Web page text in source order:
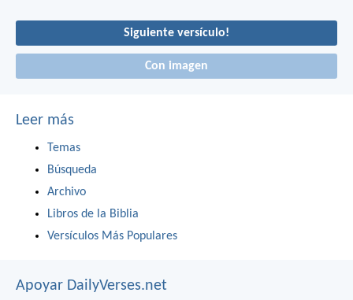
Siguiente versículo!
Con imagen
Leer más
Temas
Búsqueda
Archivo
Libros de la Biblia
Versículos Más Populares
Apoyar DailyVerses.net